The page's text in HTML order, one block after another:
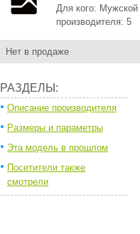
Для кого: Мужской
производителя: 5
Нет в продаже
РАЗДЕЛЫ:
Описание производителя
Размеры и параметры
Эта модель в прошлом
Посетители также
смотрели